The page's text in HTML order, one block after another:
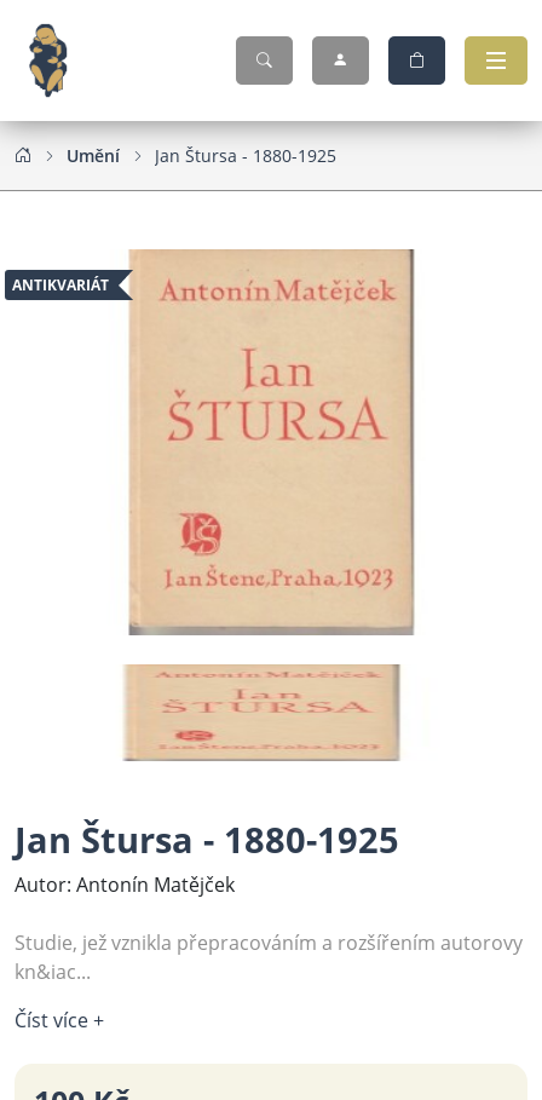
Umění Jan Štursa - 1880-1925
ANTIKVARIÁT
Jan Štursa - 1880-1925
Autor: Antonín Matějček
Studie, jež vznikla přepracováním a rozšířením autorovy
kn&iac...
Číst více +